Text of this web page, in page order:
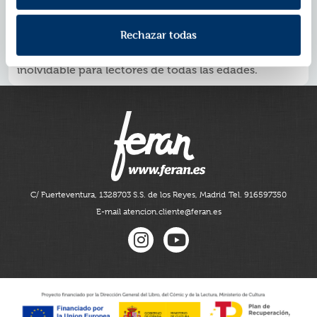
Rechazar todas
infantil y juvenil.
Cuenta con un apéndice que explica cómo se ha
hecho la adaptación a novela gráfica de este libro.
Una manera apetecible de acercarnos a un clásico
inolvidable para lectores de todas las edades.
C/ Fuerteventura, 1328703 S.S. de los Reyes, Madrid Tel. 916597350
E-mail atencion.cliente@feran.es